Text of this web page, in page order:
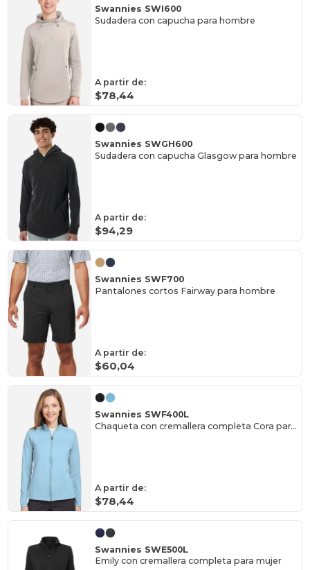
Swannies SWI600
Sudadera con capucha para hombre
A partir de:
$78,44
Swannies SWGH600
Sudadera con capucha Glasgow para hombre
A partir de:
$94,29
Swannies SWF700
Pantalones cortos Fairway para hombre
A partir de:
$60,04
Swannies SWF400L
Chaqueta con cremallera completa Cora para mujer
A partir de:
$78,44
Swannies SWE500L
Emily con cremallera completa para mujer